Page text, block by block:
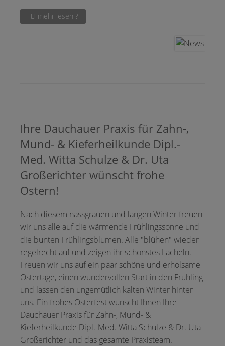
mehr lesen ?
Ihre Dauchauer Praxis für Zahn-,
Mund- & Kieferheilkunde Dipl.-
Med. Witta Schulze & Dr. Uta
Großerichter wünscht frohe
Ostern!
Nach diesem nassgrauen und langen Winter freuen
wir uns alle auf die wärmende Frühlingssonne und
die bunten Frühlingsblumen. Alle "blühen" wieder
regelrecht auf und zeigen ihr schönstes Lächeln.
Freuen wir uns auf ein paar schöne und erholsame
Ostertage, einen wundervollen Start in den Frühling
und lassen den ungemütlich kalten Winter hinter
uns. Ein frohes Osterfest wünscht Ihnen Ihre
Dauchauer Praxis für Zahn-, Mund- &
Kieferheilkunde Dipl.-Med. Witta Schulze & Dr. Uta
Großerichter und das gesamte Praxisteam.